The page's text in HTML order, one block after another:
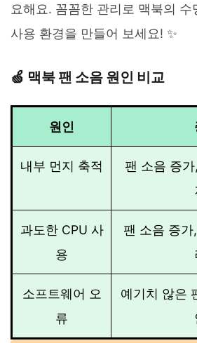
요해요. 꼼꼼한 관리로 맥북의
사용 환경을 만들어 보세요! ✨
🍏 맥북 팬 소음 원인 비교
원인
내부 먼지 축적
팬 소음 증
과도한 CPU 사
용
팬 소음 증
소프트웨어 오
류
예기치 않은